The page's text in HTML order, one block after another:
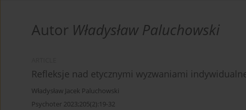
Autor Władysław Paluchowski
Refleksje nad etycznymi wyzwaniami
Władysław Jacek Paluchowski
Psychoter 2023;205(2):19-32